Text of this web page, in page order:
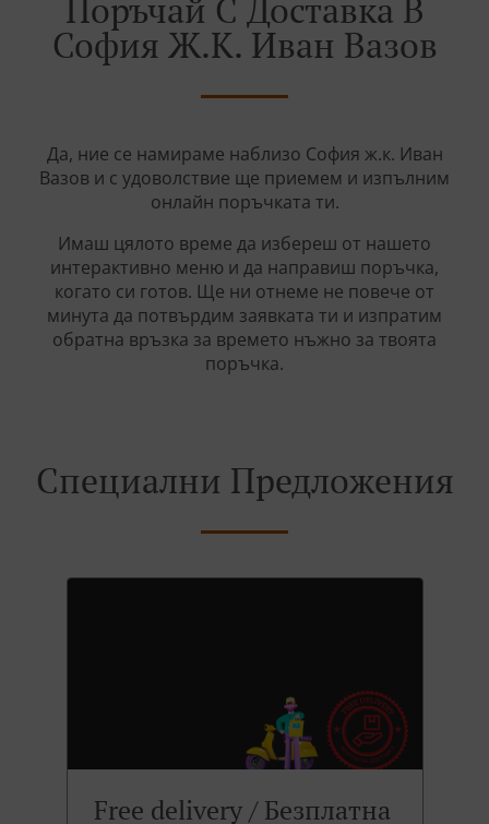
Поръчай С Доставка В
София Ж.к. Иван Вазов
Да, ние се намираме наблизо София ж.к. Иван
Вазов и с удоволствие ще приемем и изпълним
онлайн поръчката ти.
Имаш цялото време да избереш от нашето
интерактивно меню и да направиш поръчка,
когато си готов. Ще ни отнеме не повече от
минута да потвърдим заявката ти и изпратим
обратна връзка за времето нъжно за твоята
поръчка.
Специални Предложения
Free delivery / Безплатна